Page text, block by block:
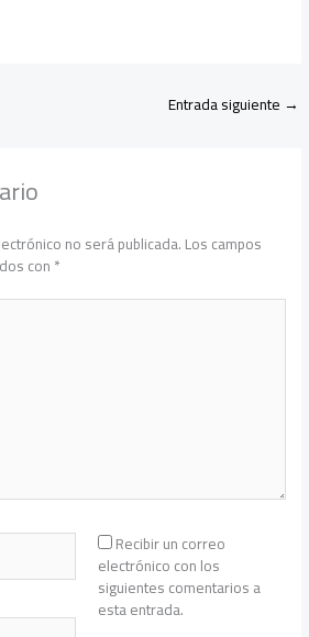
Entrada siguiente →
no será publicada.Los campos
con*
Recibir un correo
electrónico con los
siguientes comentarios a
esta entrada.